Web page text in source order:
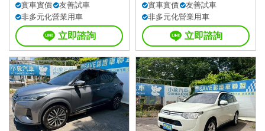
實車實價
友善試車
非多元化營業用車
立即諮詢
實車實價
友善試車
非多元化營業用車
立即諮詢